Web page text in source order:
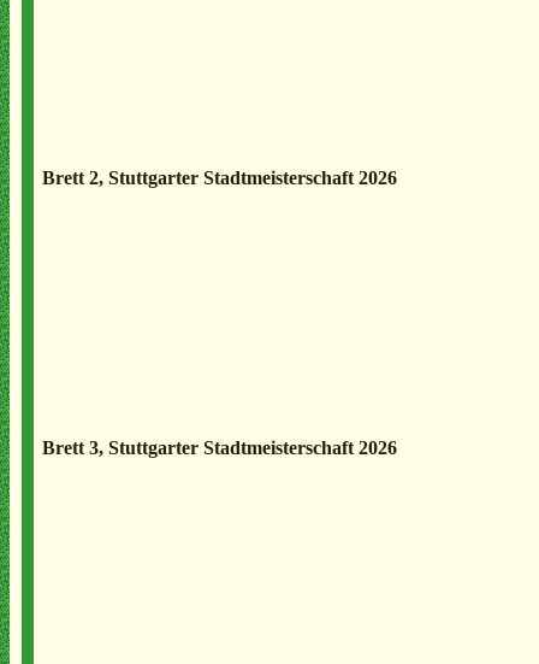
Brett 2, Stuttgarter Stadtmeisterschaft 2026
Brett 3, Stuttgarter Stadtmeisterschaft 2026